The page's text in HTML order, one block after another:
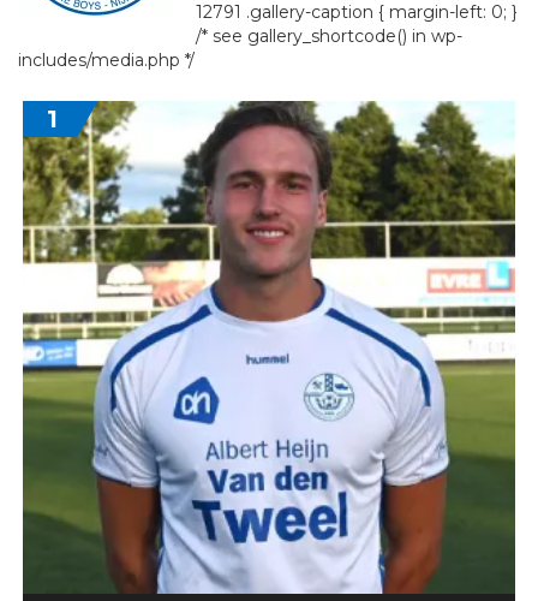
12791 .gallery-caption { margin-left: 0; }
/* see gallery_shortcode() in wp-
includes/media.php */
1